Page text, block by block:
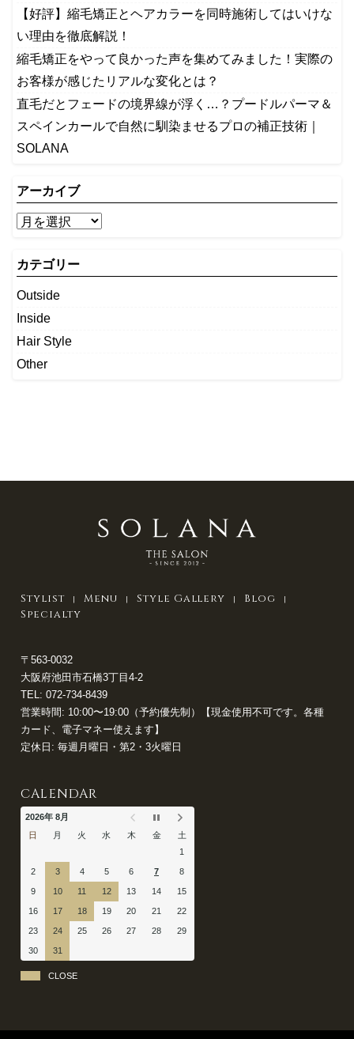
【好評】縮毛矯正とヘアカラーを同時施術してはいけな
い理由を徹底解説！
縮毛矯正をやって良かった声を集めてみました！実際の
お客様が感じたリアルな変化とは？
​直毛だとフェードの境界線が浮く…？プードルパーマ＆
スペインカールで自然に馴染ませるプロの補正技術｜
SOLANA
アーカイブ
カテゴリー
Outside
Inside
Hair Style
Other
Stylist Menu Style Gallery
Blog
Specialty
〒563-0032
大阪府池田市石橋3丁目4-2
TEL: 072-734-8439
営業時間: 10:00〜19:00（予約優先制）【現金使用不可です。各種
カード、電子マネー使えます】
定休日: 毎週月曜日・第2・3火曜日
CALENDAR
2026年 8月
日
月 火 水 木 金
土
1
2 3 4 5 6 7 8
9 10 11 12 13 14 15
16 17 18 19 20 21 22
23 24 25 26 27 28 29
30 31
CLOSE